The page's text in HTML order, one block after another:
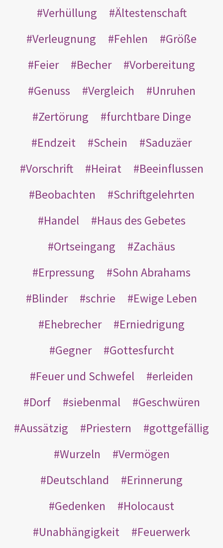
Verhüllung
Ältestenschaft
Verleugnung
Fehlen
Größe
Feier
Becher
Vorbereitung
Genuss
Vergleich
Unruhen
Zertörung
furchtbare Dinge
Endzeit
Schein
Saduzäer
Vorschrift
Heirat
Beeinflussen
Beobachten
Schriftgelehrten
Handel
Haus des Gebetes
Ortseingang
Zachäus
Erpressung
Sohn Abrahams
Blinder
schrie
Ewige Leben
Ehebrecher
Erniedrigung
Gegner
Gottesfurcht
Feuer und Schwefel
erleiden
Dorf
siebenmal
Geschwüren
Aussätzig
Priestern
gottgefällig
Wurzeln
Vermögen
Deutschland
Erinnerung
Gedenken
Holocaust
Unabhängigkeit
Feuerwerk